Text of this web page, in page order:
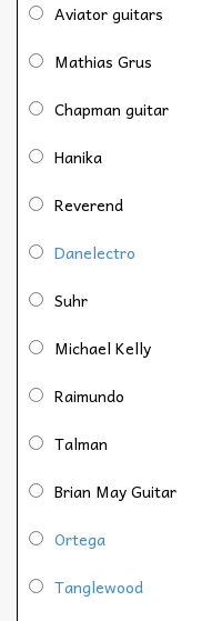
Aviator guitars
Mathias Grus
Chapman guitar
Hanika
Reverend
Danelectro
Suhr
Michael Kelly
Raimundo
Talman
Brian May Guitar
Ortega
Tanglewood